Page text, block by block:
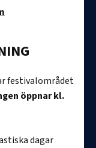
festivalområdet
öppnar kl.
dagar